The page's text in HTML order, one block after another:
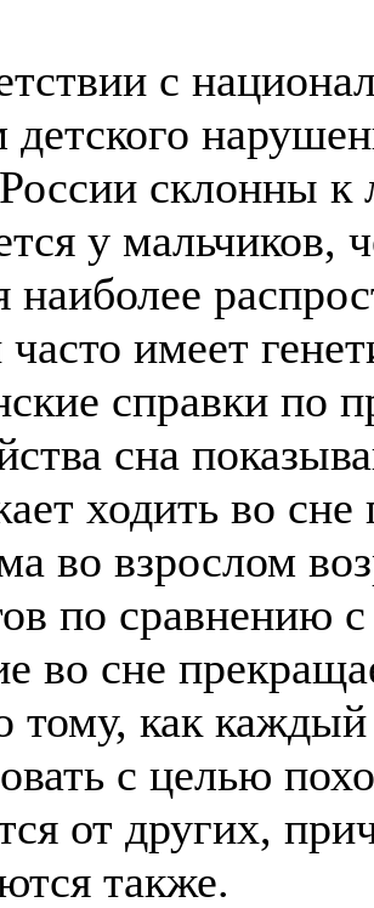
с
детского
склонны к
у мальчиков,
наиболее
часто имеет
справки по
сна
ходить во сне
во взрослом
по сравнению
во сне
тому, как
с целью
от других,
также.